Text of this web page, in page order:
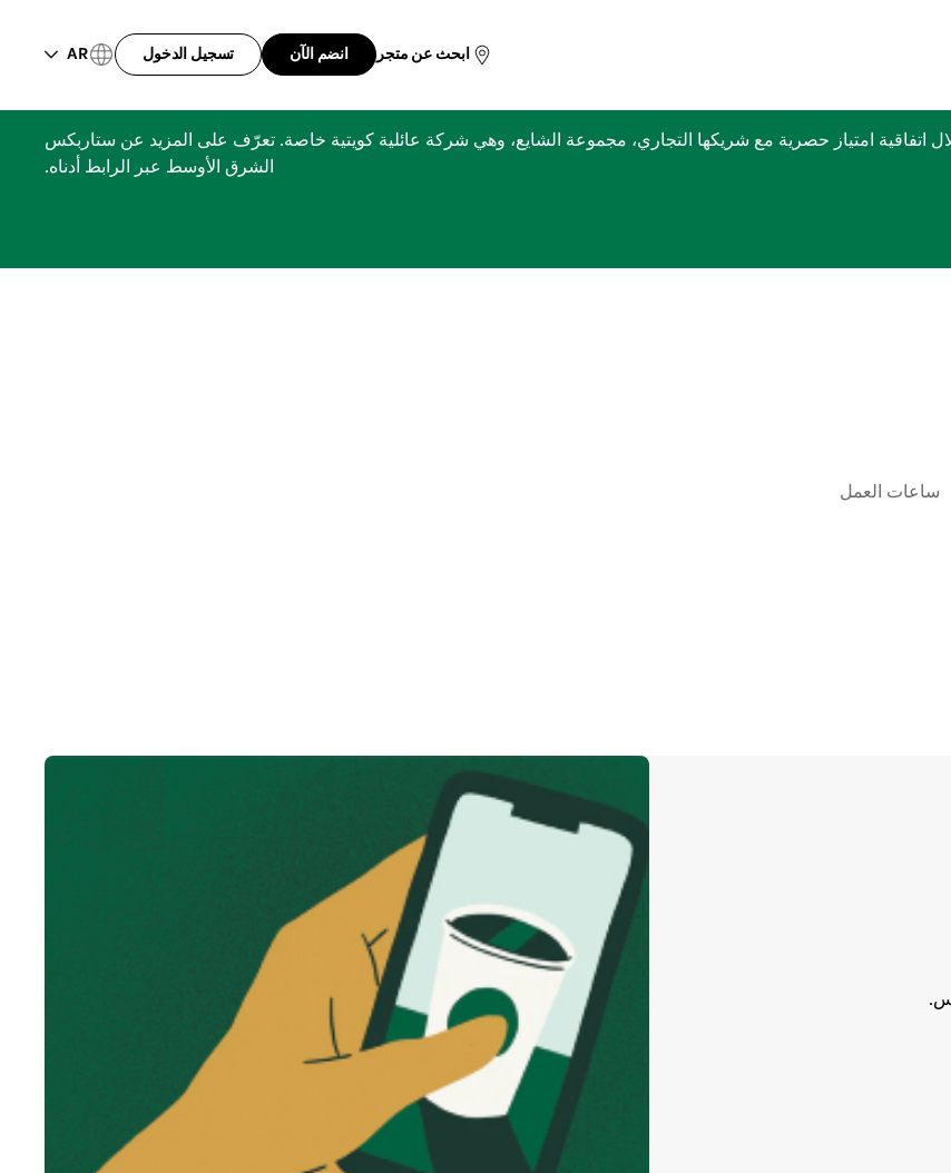
ابحث عن متجر انضم الآن تسجيل الدخول AR
الشرق الأوسط منذ عام 1999 وذلك من خلال اتفاقية امتياز حصرية مع شريكها التجاري، مجموعة الشايع، وهي شركة عائلية كويتية خاصة. تعرّف على المزيد عن ستاربكس
الشرق الأوسط عبر الرابط أدناه.
ساعات العمل